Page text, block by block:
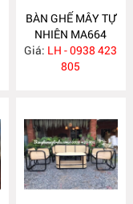
BÀN GHẾ MÂY TỰ
NHIÊN MA664
Giá: LH - 0938 423
805